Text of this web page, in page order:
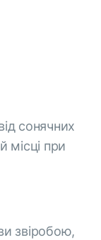
сонячних
місці при
звіробою,